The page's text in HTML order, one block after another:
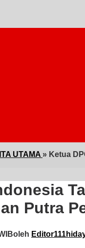
UTAMA » Ketua
Putra
oleh